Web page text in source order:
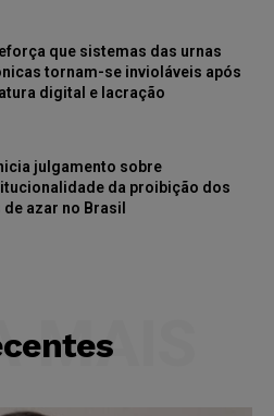
que sistemas das urnas
tornam-se invioláveis após
digital e lacração
julgamento sobre
da proibição dos
azar no Brasil
MAIS